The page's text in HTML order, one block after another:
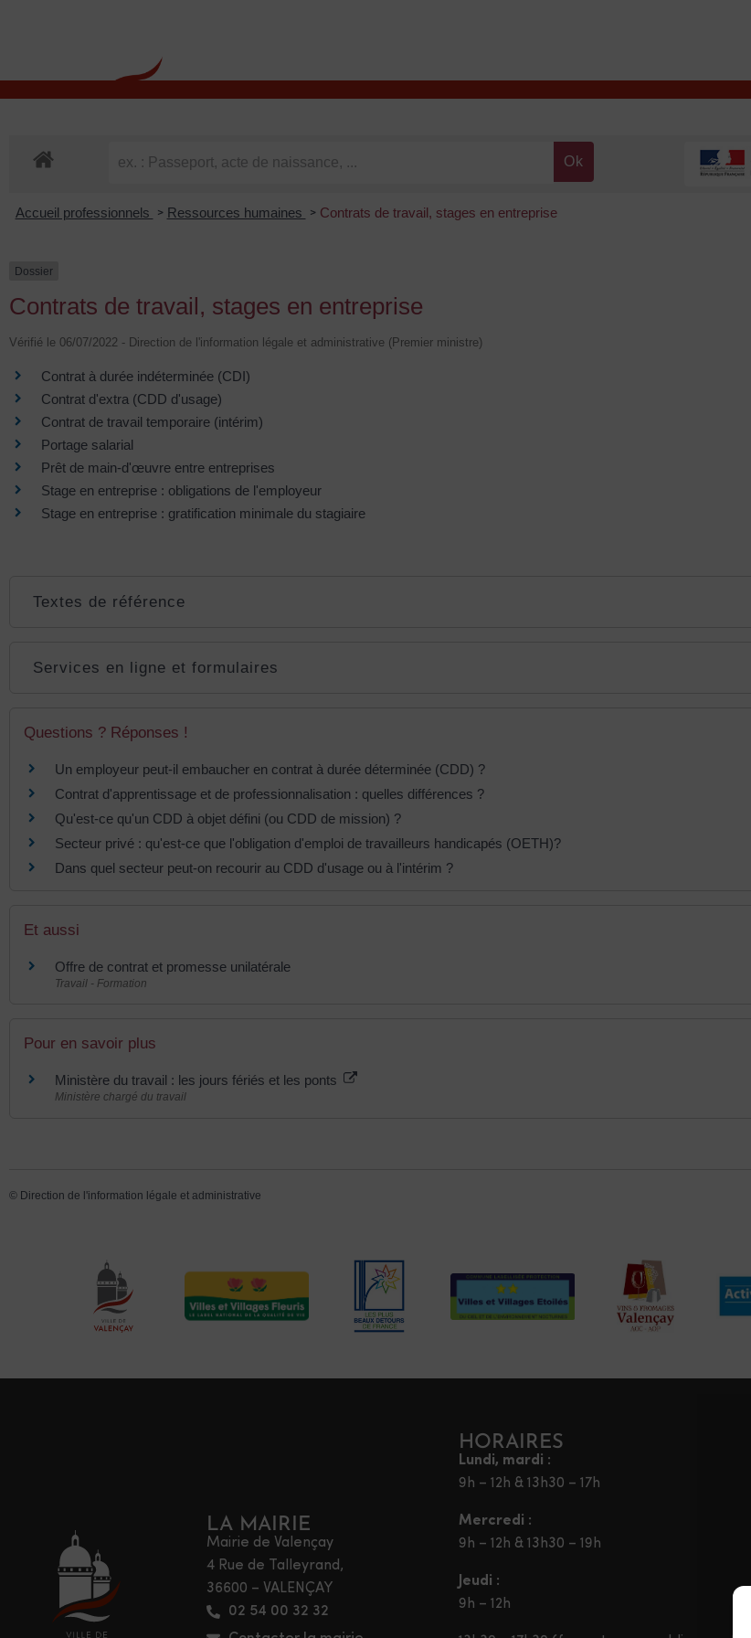
Accueil professionnels > Ressources humaines > Contrats de travail, stages en entreprise
Dossier
Contrats de travail, stages en entreprise
Vérifié le 06/07/2022 - Direction de l'information légale et administrative (Premier ministre)
Contrat à durée indéterminée (CDI)
Contrat d'extra (CDD d'usage)
Contrat de travail temporaire (intérim)
Portage salarial
Prêt de main-d'œuvre entre entreprises
Stage en entreprise : obligations de l'employeur
Stage en entreprise : gratification minimale du stagiaire
Textes de référence
Services en ligne et formulaires
Questions ? Réponses !
Un employeur peut-il embaucher en contrat à durée déterminée (CDD) ?
Contrat d'apprentissage et de professionnalisation : quelles différences ?
Qu'est-ce qu'un CDD à objet défini (ou CDD de mission) ?
Secteur privé : qu'est-ce que l'obligation d'emploi de travailleurs handicapés (OETH)?
Dans quel secteur peut-on recourir au CDD d'usage ou à l'intérim ?
Et aussi
Offre de contrat et promesse unilatérale
Travail - Formation
Pour en savoir plus
Ministère du travail : les jours fériés et les ponts
Ministère chargé du travail
© Direction de l'information légale et administrative
LA MAIRIE
Mairie de Valençay
4 Rue de Talleyrand,
36600 – VALENÇAY
02 54 00 32 32
HORAIRES
Lundi, mardi :
9h – 12h & 13h30 – 17h
Mercredi :
9h – 12h & 13h30 – 19h
Jeudi :
9h – 12h